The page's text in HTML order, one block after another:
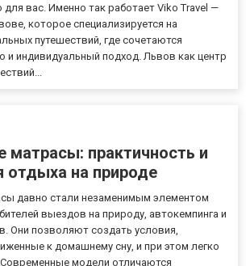
для вас. Именно так работает Viko Travel —
которое специализируется на
путешествий, где сочетаются
и индивидуальный подход. Львов как центр
матрасы: практичность и
отдыха на природе
давно стали незаменимым элементом
выездов на природу, автокемпинга и
Они позволяют создать условия,
к домашнему сну, и при этом легко
модели отличаются